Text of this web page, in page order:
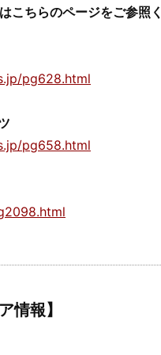
こちらのページをご参照く
pg628.html
pg658.html
情報】